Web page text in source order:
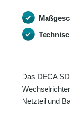
Das DECA
Netzteil und